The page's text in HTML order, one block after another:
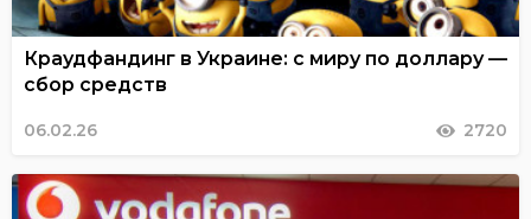
Краудфандинг в Украине: с миру по доллару —
сбор средств
06.02.26 2720